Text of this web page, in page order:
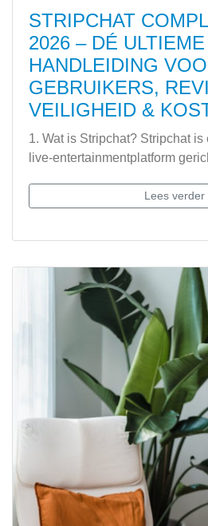
STRIPCHAT
2026 – DÉ ULTIEME
HANDLEIDING
GEBRUIKERS,
VEILIGHEID &
1. Wat is Stripchat? Stripchat is
live-entertainmentplatform
Lees verder